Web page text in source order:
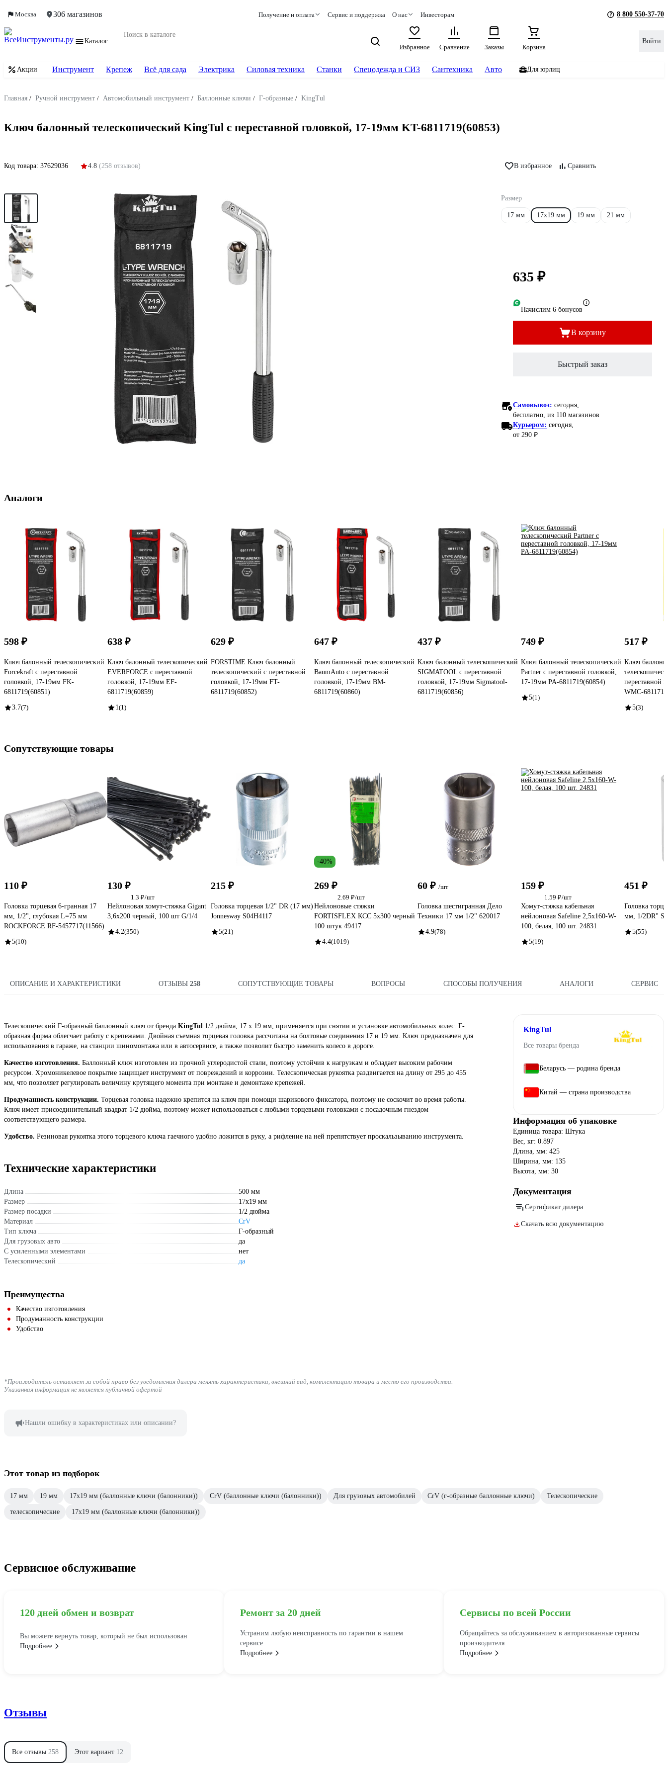
Москва 306 магазинов Получение и оплата Сервис и поддержка О нас Инвесторам 8 800 550-37-70
Каталог
Избранное
Сравнение Заказы Корзина
Войти
Акции Инструмент Крепеж Всё для сада Электрика Силовая техника Станки Спецодежда и СИЗ Сантехника Авто Для юрлиц
Главная / Ручной инструмент / Автомобильный инструмент / Баллонные ключи / Г-образные / KingTul
Ключ балонный телескопический KingTul с переставной головкой, 17-19мм KT-6811719(60853)
Код товара: 37629036 4.8 (258 отзывов) В избранное Сравнить
Размер
17 мм 17х19 мм 19 мм 21 мм
635 ₽
Начислим 6 бонусов
В корзину
Быстрый заказ
Самовывоз: сегодня,
бесплатно , из 110 магазинов
Курьером: сегодня,
от 290 ₽
Аналоги
598 ₽
Ключ балонный телескопический
Forcekraft с переставной
головкой, 17-19мм FK-
6811719(60851)
3.7(7)
638 ₽
Ключ балонный телескопический
EVERFORCE с переставной
головкой, 17-19мм EF-
6811719(60859)
1(1)
629 ₽
FORSTIME Ключ балонный
телескопический с переставной
головкой, 17-19мм FT-
6811719(60852)
647 ₽
Ключ балонный телескопический
BaumAuto с переставной
головкой, 17-19мм BM-
6811719(60860)
437 ₽
Ключ балонный телескопический
SIGMATOOL с переставной
головкой, 17-19мм Sigmatool-
6811719(60856)
749 ₽
Ключ балонный телескопический
Partner с переставной головкой,
17-19мм PA-6811719(60854)
5(1)
517 ₽
Ключ
переставной
WMC-
5(3)
Сопутствующие товары
110 ₽
Головка торцевая 6-гранная 17
мм, 1/2", глубокая L=75 мм
ROCKFORCE RF-5457717(11566)
5(10)
130 ₽
1.3 ₽/шт
Нейлоновая хомут-стяжка Gigant
3,6х200 черный, 100 шт G/1/4
4.2(350)
215 ₽
Головка торцевая 1/2" DR (17 мм)
Jonnesway S04H4117
5(21)
-40%
269 ₽
2.69 ₽/шт
Нейлоновые стяжки
FORTISFLEX КСС 5х300 черный
100 штук 49417
4.4(1019)
60 ₽ /шт
Головка шестигранная Дело
Техники 17 мм 1/2" 620017
4.9(78)
159 ₽
1.59 ₽/шт
Хомут-стяжка кабельная
нейлоновая Safeline 2,5x160-W-
100, белая, 100 шт. 24831
5(19)
451 ₽
Головка
мм, 1/2DR"
5(55)
ОПИСАНИЕ И ХАРАКТЕРИСТИКИ ОТЗЫВЫ258 СОПУТСТВУЮЩИЕ ТОВАРЫ ВОПРОСЫ СПОСОБЫ ПОЛУЧЕНИЯ АНАЛОГИ СЕРВИС
Телескопический Г-образный баллонный ключ от бренда KingTul 1/2 дюйма, 17 х 19 мм, применяется при снятии и установке автомобильных колес. Г-
образная форма облегчает работу с крепежами. Двойная съемная торцевая головка рассчитана на болтовые соединения 17 и 19 мм. Ключ предназначен для
использования в гараже, на станции шиномонтажа или в автосервисе, а также позволит быстро заменить колесо в дороге.
Качество изготовления. Баллонный ключ изготовлен из прочной углеродистой стали, поэтому устойчив к нагрузкам и обладает высоким рабочим
ресурсом. Хромоникелевое покрытие защищает инструмент от повреждений и коррозии. Телескопическая рукоятка раздвигается на длину от 295 до 455
мм, что позволяет регулировать величину крутящего момента при монтаже и демонтаже крепежей.
Продуманность конструкции. Торцевая головка надежно крепится на ключ при помощи шарикового фиксатора, поэтому не соскочит во время работы.
Ключ имеет присоединительный квадрат 1/2 дюйма, поэтому может использоваться с любыми торцевыми головками с посадочным гнездом
соответствующего размера.
Удобство. Резиновая рукоятка этого торцевого ключа гаечного удобно ложится в руку, а рифление на ней препятствует проскальзыванию инструмента.
Технические характеристики
Длина
500 мм
Размер
17х19 мм
Размер посадки
1/2 дюйма
Материал
CrV
Тип ключа
Г-образный
Для грузовых авто
да
С усиленными элементами
нет
Телескопический
да
Преимущества
Качество изготовления
Продуманность конструкции
Удобство
*Производитель оставляет за собой право без уведомления дилера менять характеристики, внешний вид, комплектацию товара и место его производства.
Указанная информация не является публичной офертой
Нашли ошибку в характеристиках или описании?
KingTul
Все товары бренда
Беларусь — родина бренда
Китай — страна производства
Информация об упаковке
Единица товара: Штука
Вес, кг: 0.897
Длина, мм: 425
Ширина, мм: 135
Высота, мм: 30
Документация
Сертификат дилера
Скачать всю документацию
Этот товар из подборок
17 мм 19 мм 17х19 мм (баллонные ключи (балонники)) CrV (баллонные ключи (балонники)) Для грузовых автомобилей CrV (г-образные баллонные ключи) Телескопические
телескопические 17х19 мм (баллонные ключи (балонники))
Сервисное обслуживание
120 дней обмен и возврат
Вы можете вернуть товар, который не был использован
Подробнее
Ремонт за 20 дней
Устраним любую неисправность по гарантии в нашем
сервисе
Подробнее
Сервисы по всей России
Обращайтесь за обслуживанием в авторизованные сервисы
производителя
Подробнее
Отзывы
Все отзывы 258 Этот вариант 12